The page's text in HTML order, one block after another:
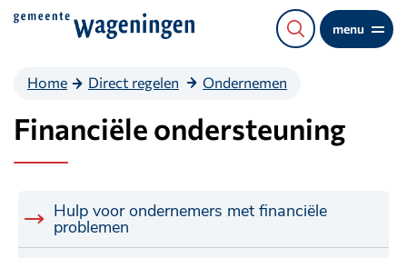
Direct
content
menu
Home Direct regelen Ondernemen
Financiële ondersteuning
Hulp voor ondernemers met financiële
problemen